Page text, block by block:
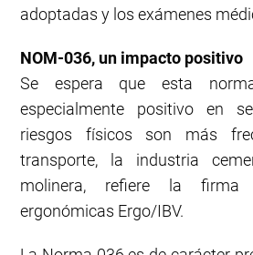
adoptadas y los exámenes
NOM-036, un impacto positivo
Se espera que esta
especialmente positivo en
riesgos físicos son más
transporte, la industria
molinera, refiere la firma
ergonómicas Ergo/IBV.